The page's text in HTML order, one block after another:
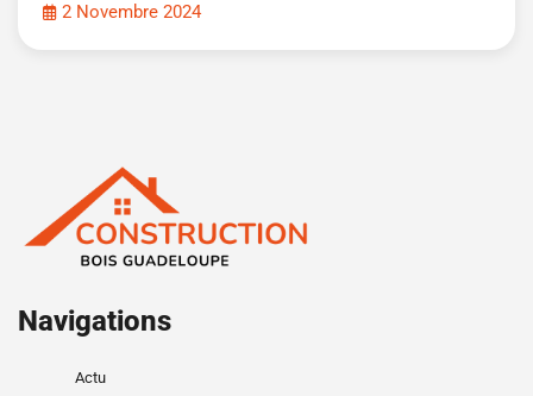
2 Novembre 2024
Navigations
Actu